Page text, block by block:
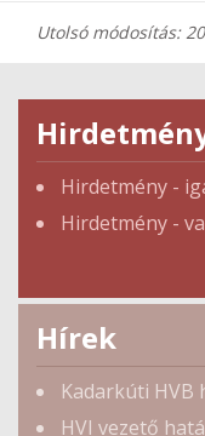
Utolsó módosítás:
Hirdetmény -
Hirdetmény -
Hírek
Kadarkúti HVB
HVI vezető